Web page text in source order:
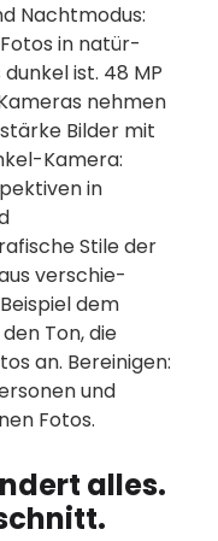
Nachtmodus:
in natür­
ist. 48 MP
nehmen
Bilder mit
Kamera:
in
Stile der
verschie­
dem
Ton, die
an. Bereinigen:
und
Fotos.
alles.